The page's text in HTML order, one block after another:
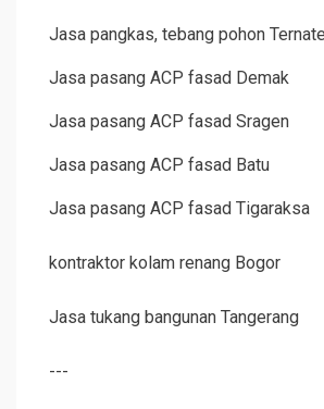
Jasa pangkas, tebang pohon
Jasa pasang ACP fasad Demak
Jasa pasang ACP fasad Sragen
Jasa pasang ACP fasad Batu
Jasa pasang ACP fasad Tigaraksa
kontraktor kolam renang Bogor
Jasa tukang bangunan Tangerang
---